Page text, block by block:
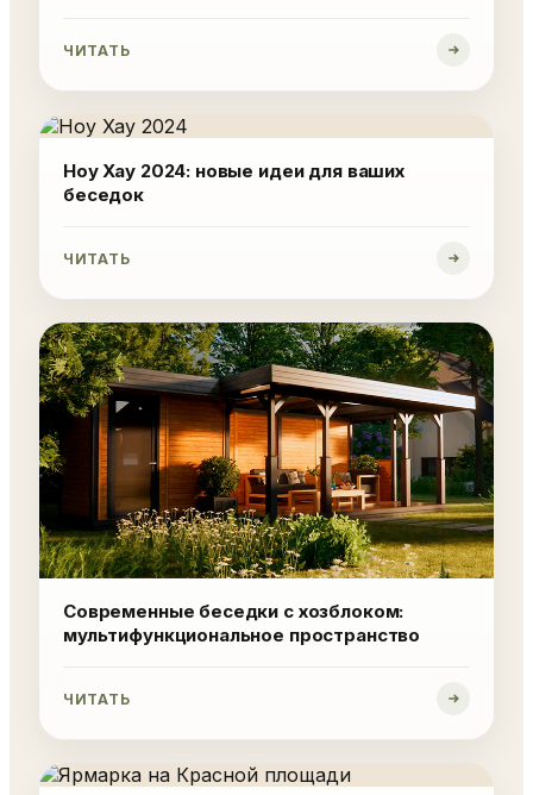
ЧИТАТЬ
Ноу Хау 2024: новые идеи для ваших
беседок
ЧИТАТЬ
Современные беседки с хозблоком:
мультифункциональное пространство
ЧИТАТЬ